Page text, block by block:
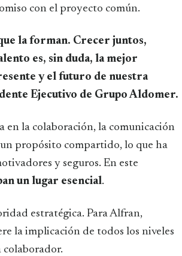
con el proyecto común.
la forman. Crecer juntos,
es, sin duda, la mejor
y el futuro de nuestra
Ejecutivo de Grupo Aldomer.
la colaboración, la comunicación
propósito compartido, lo que ha
y seguros. En este
un lugar esencial.
estratégica. Para Alfran,
la implicación de todos los niveles
colaborador.